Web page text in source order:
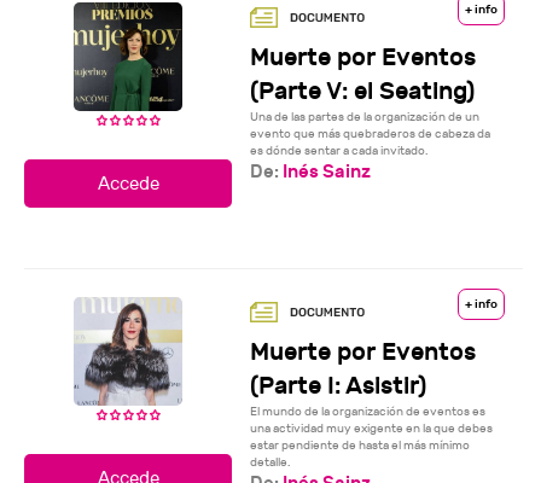
+ info
Muerte por Eventos
(Parte V: el Seating)
Una de las partes de la organización de un
evento que más quebraderos de cabeza da
es dónde sentar a cada invitado.
De: Inés Sainz
+ info
Muerte por Eventos
(Parte I: Asistir)
El mundo de la organización de eventos es
una actividad muy exigente en la que debes
estar pendiente de hasta el más mínimo
detalle.